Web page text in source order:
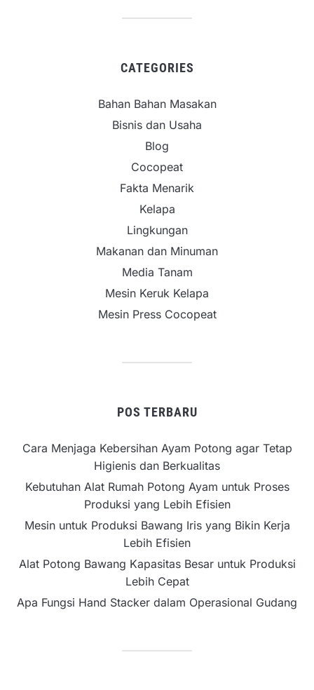
CATEGORIES
Bahan Bahan Masakan
Bisnis dan Usaha
Blog
Cocopeat
Fakta Menarik
Kelapa
Lingkungan
Makanan dan Minuman
Media Tanam
Mesin Keruk Kelapa
Mesin Press Cocopeat
POS TERBARU
Cara Menjaga Kebersihan Ayam Potong agar Tetap
Higienis dan Berkualitas
Kebutuhan Alat Rumah Potong Ayam untuk Proses
Produksi yang Lebih Efisien
Mesin untuk Produksi Bawang Iris yang Bikin Kerja
Lebih Efisien
Alat Potong Bawang Kapasitas Besar untuk Produksi
Lebih Cepat
Apa Fungsi Hand Stacker dalam Operasional Gudang